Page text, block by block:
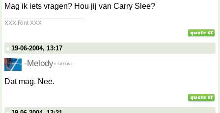
Mag ik iets vragen? Hou jij van Carry Slee?
XXX Rint XXX
19-06-2004, 13:17
-Melody-
Dat mag. Nee.